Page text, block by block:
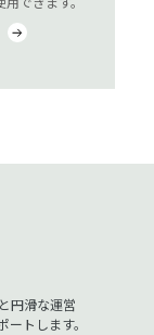
円滑な運営
トします。